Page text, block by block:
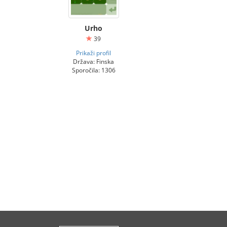
Urho
39
Prikaži profil
Država: Finska
Sporočila: 1306